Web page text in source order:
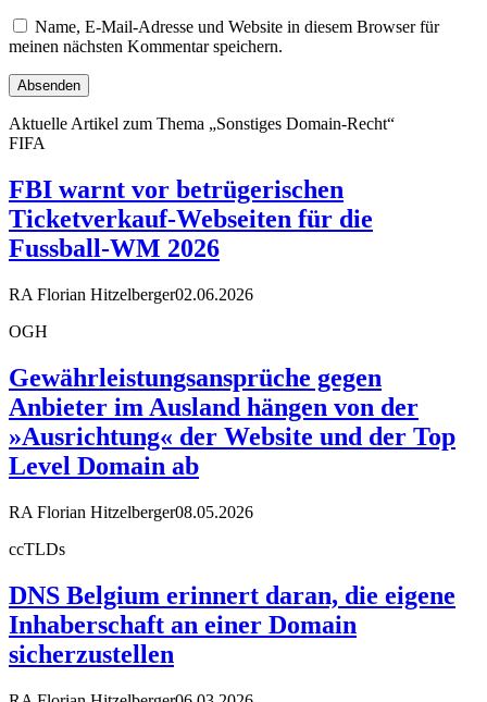
Name, E-Mail-Adresse und Website in diesem Browser für
meinen nächsten Kommentar speichern.
Aktuelle Artikel zum Thema „Sonstiges Domain-Recht“
FIFA
FBI warnt vor betrügerischen
Ticketverkauf-Webseiten für die
Fussball-WM 2026
RA Florian Hitzelberger02.06.2026
OGH
Gewährleistungsansprüche gegen
Anbieter im Ausland hängen von der
»Ausrichtung« der Website und der Top
Level Domain ab
RA Florian Hitzelberger08.05.2026
ccTLDs
DNS Belgium erinnert daran, die eigene
Inhaberschaft an einer Domain
sicherzustellen